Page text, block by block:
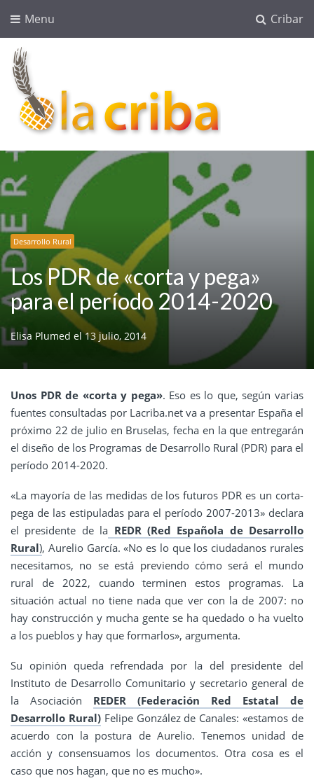
Cribar
Menu
lacriba.net
blog agroalimentario
Desarrollo Rural
Los PDR de «corta y pega»
para el período 2014-2020
Elisa Plumed el 13 julio, 2014
Unos PDR de «corta y pega». Eso es lo que, según varias
fuentes consultadas por Lacriba.net va a presentar España el
próximo 22 de julio en Bruselas, fecha en la que entregarán
el diseño de los Programas de Desarrollo Rural (PDR) para el
período 2014-2020.
«La mayoría de las medidas de los futuros PDR es un corta-
pega de las estipuladas para el período 2007-2013» declara
el presidente de la REDR (Red Española de Desarrollo
Rural), Aurelio García. «No es lo que los ciudadanos rurales
necesitamos, no se está previendo cómo será el mundo
rural de 2022, cuando terminen estos programas. La
situación actual no tiene nada que ver con la de 2007: no
hay construcción y mucha gente se ha quedado o ha vuelto
a los pueblos y hay que formarlos», argumenta.
Su opinión queda refrendada por la del presidente del
Instituto de Desarrollo Comunitario y secretario general de
la Asociación REDER (Federación Red Estatal de
Desarrollo Rural)Felipe González de Canales: «estamos de
acuerdo con la postura de Aurelio. Tenemos unidad de
acción y consensuamos los documentos. Otra cosa es el
caso que nos hagan, que no es mucho».